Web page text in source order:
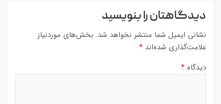
دیدگاهتان را بنویسید
نشانی ایمیل شما منتشر نخواهد شد. بخش‌های موردنیاز
علامت‌گذاری شده‌اند *
دیدگاه *